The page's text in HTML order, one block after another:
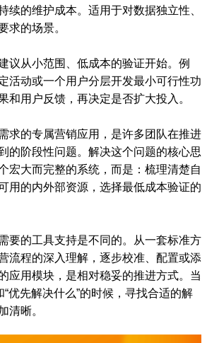
续的维护成本。适用于对数据独立性、
求的场景。
议从小范围、低成本的验证开始。例
活动或一个用户分层开发最小可行性功
和用户反馈，再决定是否扩大投入。
求的专属营销应用，是许多团队在推进
的阶段性问题。解决这个问题的核心思
宏大而完整的系统，而是：梳理清楚自
用的内外部资源，选择最低成本验证的
要的工具支持是不同的。从一套标准方
流程的深入理解，逐步校准、配置或添
应用模块，是相对稳妥的推进方式。当
“优先解决什么”的时候，寻找合适的解
清晰。